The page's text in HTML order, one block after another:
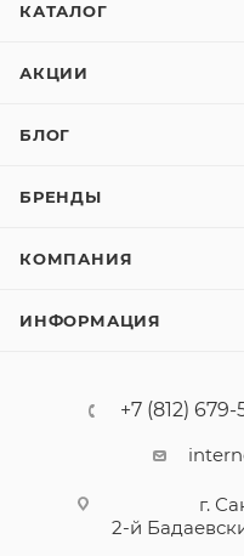
КАТАЛОГ
АКЦИИ
БЛОГ
БРЕНДЫ
КОМПАНИЯ
ИНФОРМАЦИЯ
+7 (812)
г.
2-й